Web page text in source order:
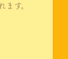
す。